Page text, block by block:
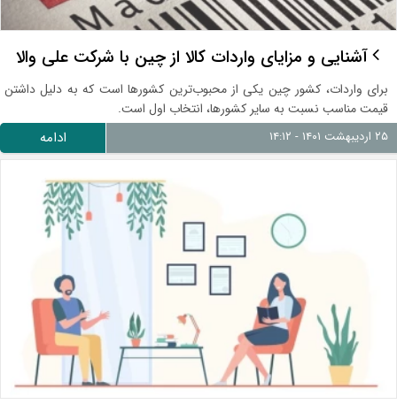
آشنایی و مزایای واردات کالا از چین با شرکت علی والا
برای واردات، کشور چین یکی از محبوب‌ترین کشورها است که به دلیل داشتن
قیمت مناسب نسبت به سایر کشورها، انتخاب اول است.
۲۵ اردیبهشت ۱۴۰۱ - ۱۴:۱۲ ادامه